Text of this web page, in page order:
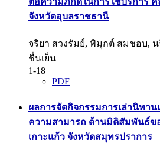
จังหวัดอุบลราชธานี
จริยา สวงรัมย์, พิมุกต์ สมชอบ,
ชื่นเย็น
1-18
PDF
ผลการจัดกิจกรรมการเล่านิทา
ความสามารถ ด้านมิติสัมพันธ์ขอ
เกาะแก้ว จังหวัดสมุทรปราการ